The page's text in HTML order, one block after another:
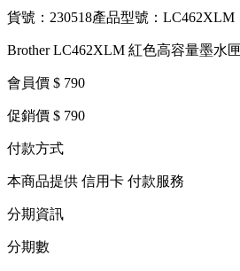
貨號：230518產品型號：LC462XLM
Brother LC462XLM 紅色高容量墨水匣
會員價 $ 790
促銷價 $ 790
付款方式
本商品提供 信用卡 付款服務
分期資訊
分期數